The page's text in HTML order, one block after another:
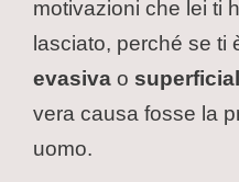
motivazioni che lei ti
lasciato, perché se ti
evasiva o
vera causa fosse la
uomo.